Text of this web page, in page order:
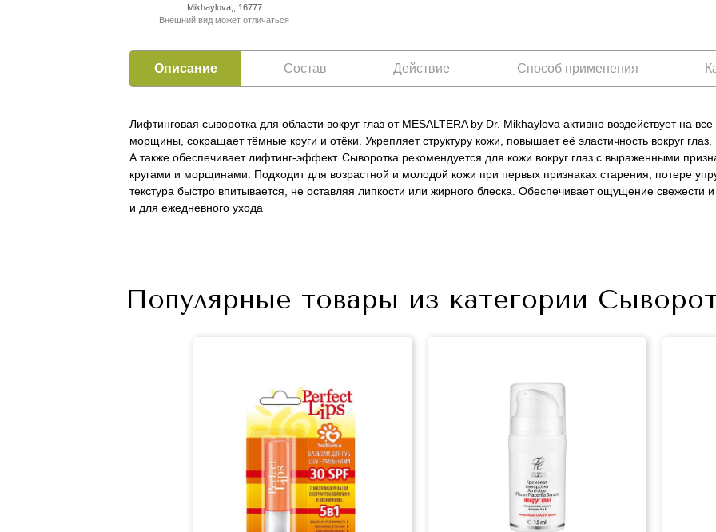
Mikhaylova,, 16777
Внешний вид может отличаться
Описание Состав Действие Способ применения
Лифтинговая сыворотка для области вокруг глаз от MESALTERA by Dr. Mikhaylova активно воздействует на
морщины, сокращает тёмные круги и отёки. Укрепляет структуру кожи, повышает её эластичность вокруг глаз.
А также обеспечивает лифтинг-эффект. Сыворотка рекомендуется для кожи вокруг глаз с выраженными
кругами и морщинами. Подходит для возрастной и молодой кожи при первых признаках старения, потере
текстура быстро впитывается, не оставляя липкости или жирного блеска. Обеспечивает ощущение
и для ежедневного ухода
Популярные товары из категории
+7 (495) 640-58-89
+7 (929) 933-09-89